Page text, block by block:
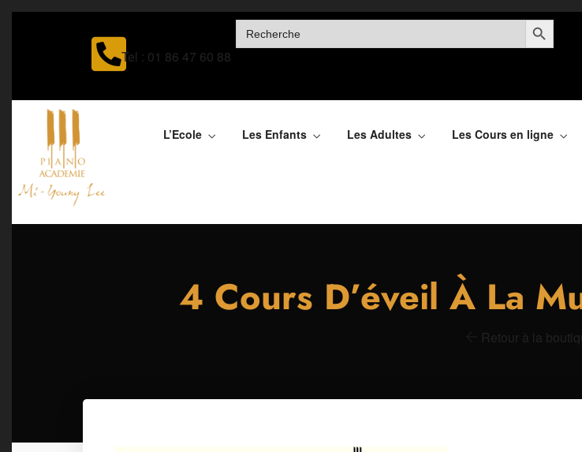
Tel : 01 86 47 60 88
SEARCH
FOR:
SEARCH BUTTON
L’Ecole Les Enfants Les Adultes Les Cours en ligne
4 Cours D’éveil À La
Retour à la